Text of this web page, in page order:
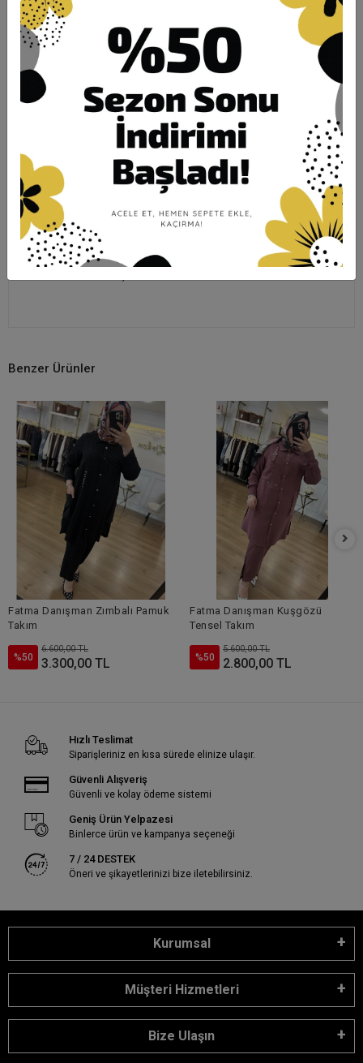
Ürün Açıklaması Garanti ve Teslimat Taksit Seçenekleri
Yorumlar
ÖLÇÜLERİ;
1 beden göğüs 110 basen 116
2 beden göğüs 112 basen 124
3 beden göğüs 118 basen 130
4 beden göğüs 124 basen 140
Yelek Boy: 85cm / Tunik Boy: 80cm / Pantolon Boy:103cm
Tunik İpek Modal kumaş - likralı
Pantolon İpek Modal kumaş - likralı - yüksek bel , lastikli
Benzer Ürünler
Fatma Danışman Zımbalı Pamuk
Takım
%50
6.600,00 TL
3.300,00 TL
Fatma Danışman Kuşgözü
Tensel Takım
%50
5.600,00 TL
2.800,00 TL
Hızlı Teslimat
Siparişleriniz en kısa sürede elinize ulaşır.
Güvenli Alışveriş
Güvenli ve kolay ödeme sistemi
Geniş Ürün Yelpazesi
Binlerce ürün ve kampanya seçeneği
7 / 24 DESTEK
Öneri ve şikayetlerinizi bize iletebilirsiniz.
Kurumsal
Müşteri Hizmetleri
Bize Ulaşın